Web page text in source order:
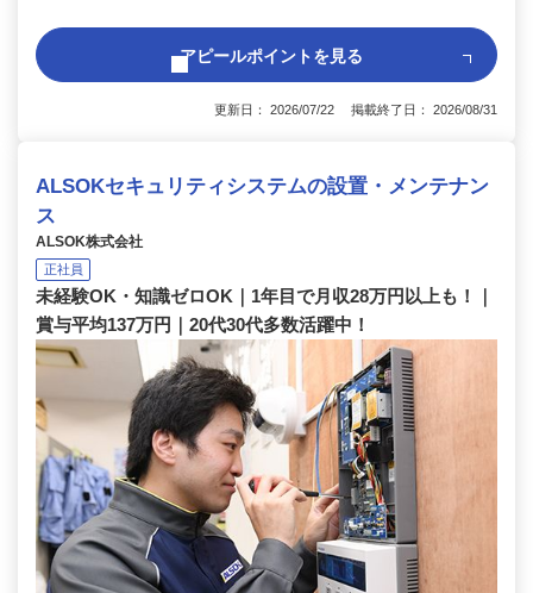
アピールポイントを見る
更新日： 2026/07/22 掲載終了日： 2026/08/31
ALSOKセキュリティシステムの設置・メンテナン
ス
ALSOK株式会社
正社員
未経験OK・知識ゼロOK｜1年目で月収28万円以上も！｜
賞与平均137万円｜20代30代多数活躍中！